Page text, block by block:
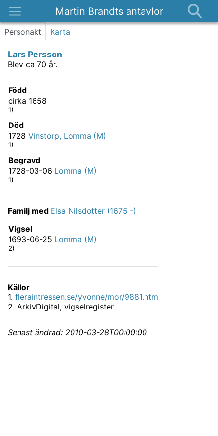
Martin Brandts antavlor
Platser
Om
Personakt Karta
Lars Persson
Blev ca 70 år.
Född
cirka 1658
1)
Död
1728 Vinstorp, Lomma (M)
1)
Begravd
1728-03-06 Lomma (M)
1)
Familj med Elsa Nilsdotter (1675 -)
Vigsel
1693-06-25 Lomma (M)
2)
Källor
1. fleraintressen.se/yvonne/mor/9881.htm
2. ArkivDigital, vigselregister
Senast ändrad: 2010-03-28T00:00:00